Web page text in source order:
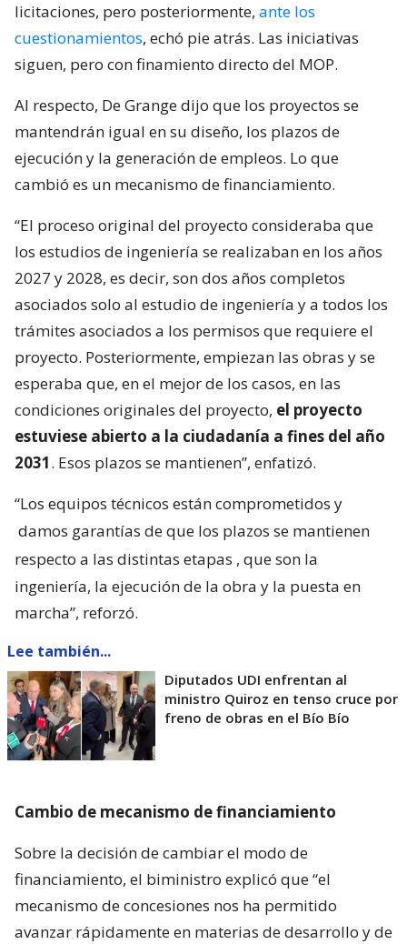
licitaciones, pero posteriormente, ante los
cuestionamientos, echó pie atrás. Las iniciativas
siguen, pero con finamiento directo del MOP.
Al respecto, De Grange dijo que los proyectos se
mantendrán igual en su diseño, los plazos de
ejecución y la generación de empleos. Lo que
cambió es un mecanismo de financiamiento.
“El proceso original del proyecto consideraba que
los estudios de ingeniería se realizaban en los años
2027 y 2028, es decir, son dos años completos
asociados solo al estudio de ingeniería y a todos los
trámites asociados a los permisos que requiere el
proyecto. Posteriormente, empiezan las obras y se
esperaba que, en el mejor de los casos, en las
condiciones originales del proyecto, el proyecto
estuviese abierto a la ciudadanía a fines del año
2031. Esos plazos se mantienen”, enfatizó.
“Los equipos técnicos están comprometidos y
damos garantías de que los plazos se mantienen
respecto a las distintas etapas , que son la
ingeniería, la ejecución de la obra y la puesta en
marcha”, reforzó.
Lee también...
Diputados UDI enfrentan al
ministro Quiroz en tenso cruce por
freno de obras en el Bío Bío
Cambio de mecanismo de financiamiento
Sobre la decisión de cambiar el modo de
financiamiento, el biministro explicó que “el
mecanismo de concesiones nos ha permitido
avanzar rápidamente en materias de desarrollo y de